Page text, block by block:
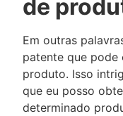
de
Em outras
patente que pode
produto. Isso
que eu posso
determinado